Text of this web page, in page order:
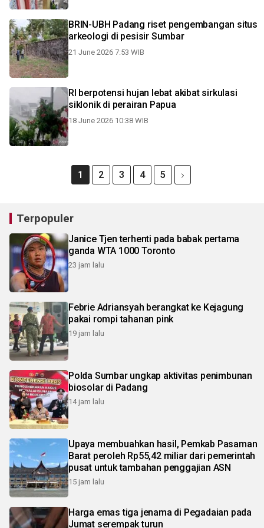
BRIN-UBH Padang riset pengembangan situs
arkeologi di pesisir Sumbar
21 June 2026 7:53 WIB
RI berpotensi hujan lebat akibat sirkulasi
siklonik di perairan Papua
18 June 2026 10:38 WIB
1 2 3 4 5
Terpopuler
Janice Tjen terhenti pada babak pertama
ganda WTA 1000 Toronto
23 jam lalu
Febrie Adriansyah berangkat ke Kejagung
pakai rompi tahanan pink
19 jam lalu
Polda Sumbar ungkap aktivitas penimbunan
biosolar di Padang
14 jam lalu
Upaya membuahkan hasil, Pemkab Pasaman
Barat peroleh Rp55,42 miliar dari pemerintah
pusat untuk tambahan penggajian ASN
15 jam lalu
Harga emas tiga jenama di Pegadaian pada
Jumat serempak turun